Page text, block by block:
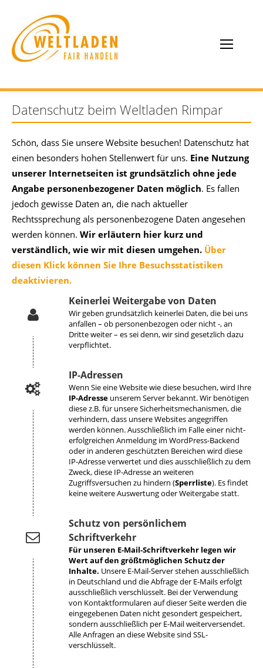
Datenschutz beim Weltladen Rimpar
Schön, dass Sie unsere Website besuchen! Datenschutz hat
einen besonders hohen Stellenwert für uns. Eine Nutzung
unserer Internetseiten ist grundsätzlich ohne jede
Angabe personenbezogener Daten möglich. Es fallen
jedoch gewisse Daten an, die nach aktueller
Rechtssprechung als personenbezogene Daten angesehen
werden können. Wir erläutern hier kurz und
verständlich, wie wir mit diesen umgehen. Über
diesen Klick können Sie Ihre Besuchsstatistiken
deaktivieren.
Keinerlei Weitergabe von Daten
Wir geben grundsätzlich keinerlei Daten, die bei uns
anfallen – ob personenbezogen oder nicht -, an
Dritte weiter – es sei denn, wir sind gesetzlich dazu
verpflichtet.
IP-Adressen
Wenn Sie eine Website wie diese besuchen, wird Ihre
IP-Adresse unserem Server bekannt. Wir benötigen
diese z.B. für unsere Sicherheitsmechanismen, die
verhindern, dass unsere Websites angegriffen
werden können. Ausschließlich im Falle einer nicht-
erfolgreichen Anmeldung im WordPress-Backend
oder in anderen geschützten Bereichen wird diese
IP-Adresse verwertet und dies ausschließlich zu dem
Zweck, diese IP-Adresse an weiteren
Zugriffsversuchen zu hindern (Sperrliste). Es findet
keine weitere Auswertung oder Weitergabe statt.
Schutz von persönlichem
Schriftverkehr
Für unseren E-Mail-Schriftverkehr legen wir
Wert auf den größtmöglichen Schutz der
Inhalte. Unsere E-Mail-Server stehen ausschließlich
in Deutschland und die Abfrage der E-Mails erfolgt
ausschließlich verschlüsselt. Bei der Verwendung
von Kontaktformularen auf dieser Seite werden die
eingegebenen Daten nicht gesondert gespeichert,
sondern ausschließlich per E-Mail weiterversendet.
Alle Anfragen an diese Website sind SSL-
verschlüsselt.